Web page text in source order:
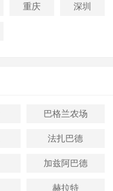
重庆 深圳
巴格兰农场
法扎巴德
加兹阿巴德
赫拉特